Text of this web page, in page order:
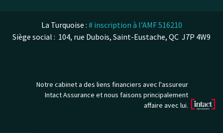
La Turquoise : # inscription à l’AMF 516210
Siège social : 104, rue Dubois, Saint-Eustache, QC J7P 4W9
Notre cabinet a des liens financiers avec l'assureur
Intact Assurance et nous faisons principalement
affaire avec lui.